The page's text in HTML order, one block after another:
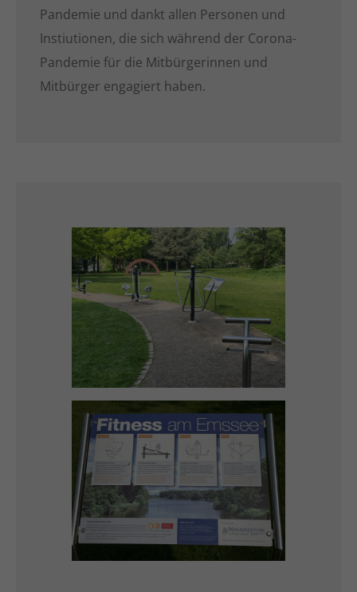
Pandemie und dankt allen Personen und
Instiutionen, die sich während der Corona-
Pandemie für die Mitbürgerinnen und
Mitbürger engagiert haben.